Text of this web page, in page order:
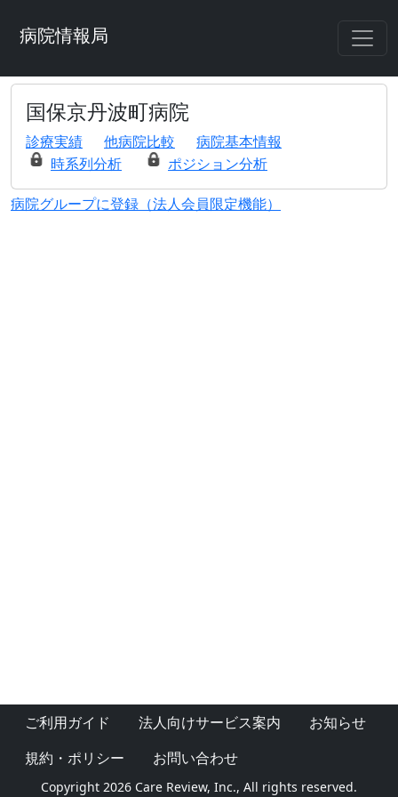
病院情報局
国保京丹波町病院
診療実績 他病院比較
病院基本情報
時系列分析
ポジション分析
病院グループに登録（法人会員限定機能）
ご利用ガイド 法人向けサービス案内
お知らせ
規約・ポリシー
お問い合わせ
Copyright 2026 Care Review, Inc., All rights reserved.